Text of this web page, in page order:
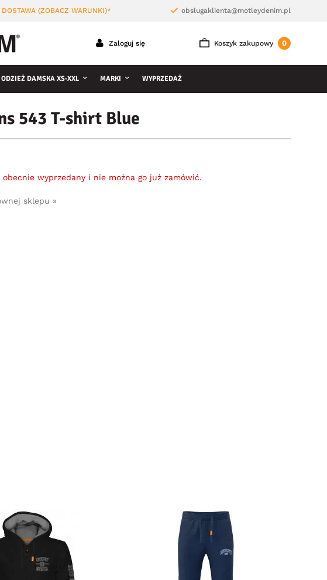
(ZOBACZ WARUNKI)* obslugaklienta@motleydenim.pl
Koszyk zakupowy 0
Zaloguj się
ODZIEŻ DAMSKA XS-XXL MARKI WYPRZEDAŻ
543 T-shirt Blue
wyprzedany i nie można go już zamówić.
sklepu »